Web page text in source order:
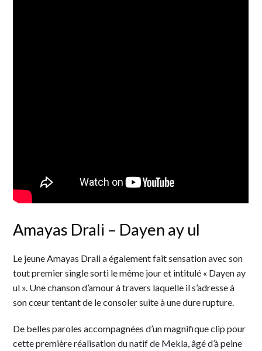
Amayas Drali – Dayen ay ul
Le jeune Amayas Drali a également fait sensation avec son
tout premier single sorti le même jour et intitulé « Dayen ay
ul ». Une chanson d’amour à travers laquelle il s’adresse à
son cœur tentant de le consoler suite à une dure rupture.
De belles paroles accompagnées d’un magnifique clip pour
cette première réalisation du natif de Mekla, âgé d’à peine